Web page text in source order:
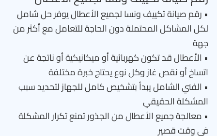
• رقم صيانة تكييف ونسا لجميع الأعطال يوفر حل شامل
لكل المشاكل المحتملة دون الحاجة للتعامل مع أكثر من
جهة
• الأعطال قد تكون كهربائية أو ميكانيكية أو ناتجة عن
اتساخ أو نقص غاز وكل نوع يحتاج خبرة مختلفة
• الفني الشامل يبدأ بتشخيص كامل للجهاز لتحديد سبب
المشكلة الحقيقي
• معالجة جميع الأعطال من الجذور تمنع تكرار المشكلة
في وقت قصير